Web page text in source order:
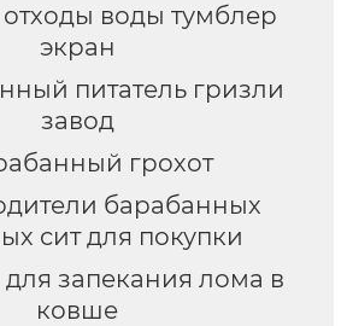
воды тумблер
экран
питатель гризли
завод
грохот
барабанных
сит для покупки
для запекания лома в
ковше